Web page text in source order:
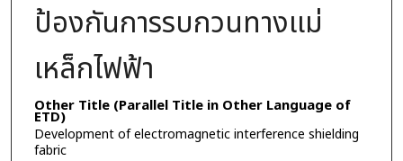
ป้องกันการรบกวนทางแม่
เหล็กไฟฟ้า
Other Title (Parallel Title in Other Language of
ETD)
Development of electromagnetic interference shielding
fabric